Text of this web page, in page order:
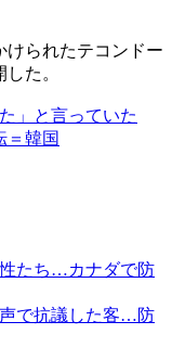
けられたテコンドー
た。
」と言っていた
＝韓国
たち…カナダで防
声で抗議した客…防